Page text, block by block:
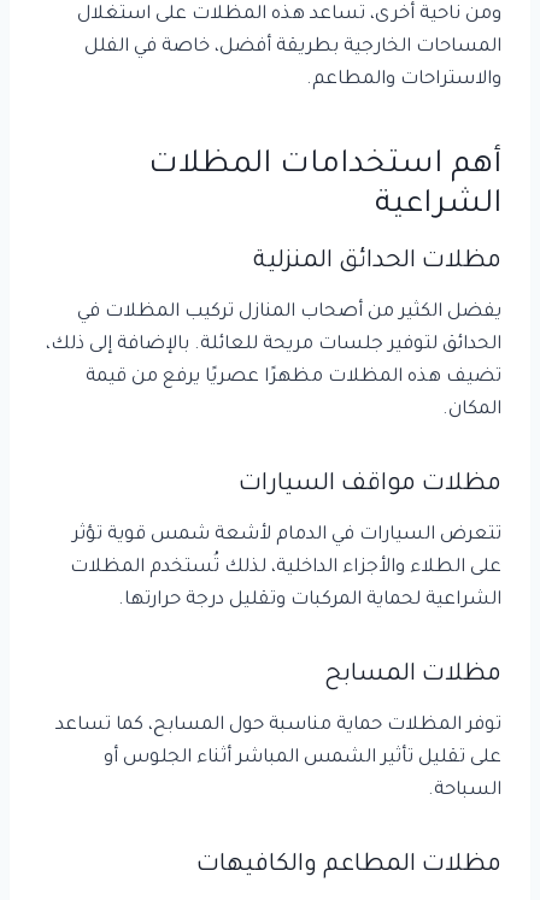
ومن ناحية أخرى، تساعد هذه المظلات على استغلال
المساحات الخارجية بطريقة أفضل، خاصة في الفلل
والاستراحات والمطاعم.
أهم استخدامات المظلات
الشراعية
مظلات الحدائق المنزلية
يفضل الكثير من أصحاب المنازل تركيب المظلات في
الحدائق لتوفير جلسات مريحة للعائلة. بالإضافة إلى ذلك،
تضيف هذه المظلات مظهرًا عصريًا يرفع من قيمة
المكان.
مظلات مواقف السيارات
تتعرض السيارات في الدمام لأشعة شمس قوية تؤثر
على الطلاء والأجزاء الداخلية، لذلك تُستخدم المظلات
الشراعية لحماية المركبات وتقليل درجة حرارتها.
مظلات المسابح
توفر المظلات حماية مناسبة حول المسابح، كما تساعد
على تقليل تأثير الشمس المباشر أثناء الجلوس أو
السباحة.
مظلات المطاعم والكافيهات